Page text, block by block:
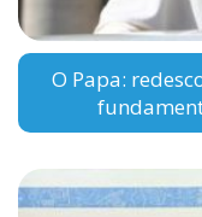
O Papa: